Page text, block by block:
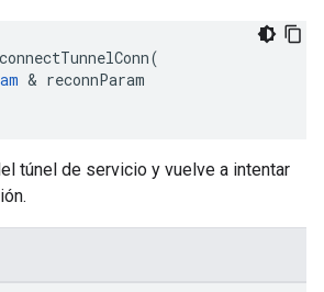
& reconnParam
túnel de servicio y vuelve a intentar